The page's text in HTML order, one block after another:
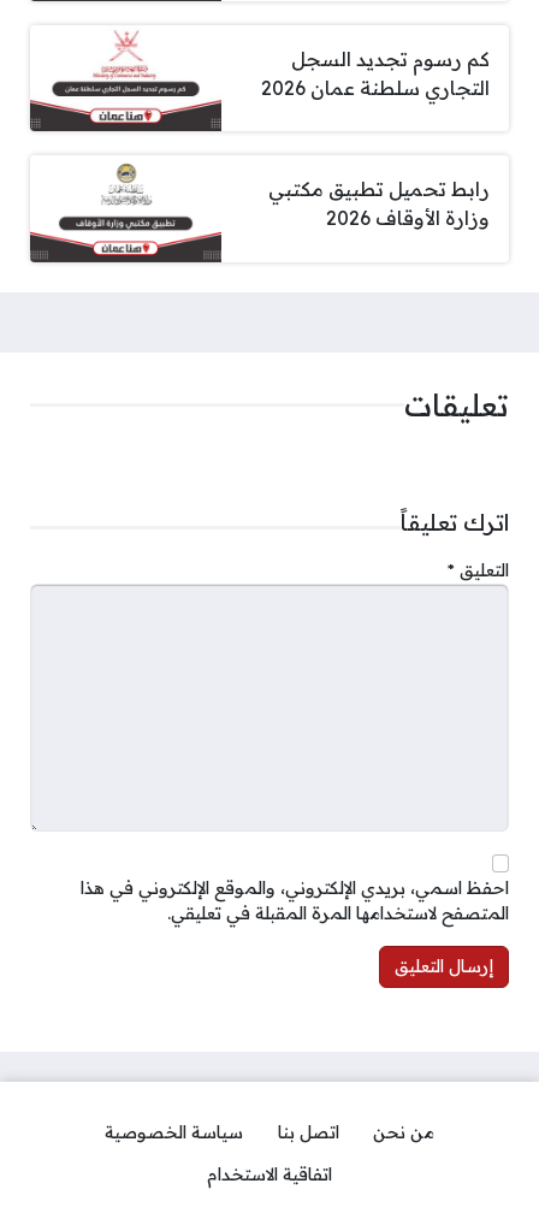
كم رسوم تجديد السجل
التجاري سلطنة عمان 2026
رابط تحميل تطبيق مكتبي
وزارة الأوقاف 2026
تعليقات
اترك تعليقاً
التعليق *
احفظ اسمي، بريدي الإلكتروني، والموقع الإلكتروني في هذا
المتصفح لاستخدامها المرة المقبلة في تعليقي.
من نحن اتصل بنا
سياسة الخصوصية
اتفاقية الاستخدام